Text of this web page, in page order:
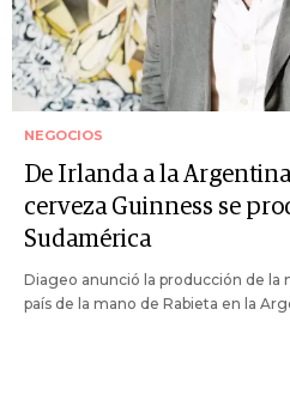
NEGOCIOS
De Irlanda a la
cerveza Guinness se
Sudamérica
Diageo anunció la producción de la
país de la mano de Rabieta en la